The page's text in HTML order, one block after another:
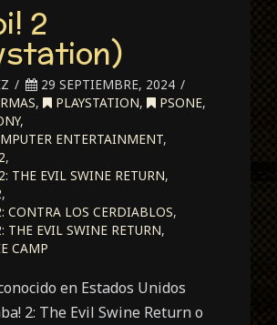
2
29 SEPTIEMBRE, 2024
, PLAYSTATION, PSONE,
,
ENTERTAINMENT,
,
THE EVIL SWINE RETURN,
,
CONTRA LOS CERDIABLOS,
THE EVIL SWINE RETURN,
CAMP
en Estados Unidos
2: The Evil Swine Return o